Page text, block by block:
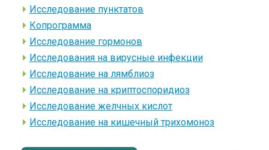
Исследование пунктатов
Копрограмма
Исследование гормонов
Исследования на вирусные инфекции
Исследование на лямблиоз
Исследование на криптоспоридиоз
Исследование желчных кислот
Исследование на кишечный трихомоноз